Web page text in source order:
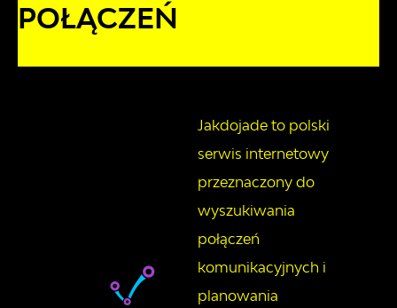
POŁĄCZEŃ
Jakdojade to polski
serwis internetowy
przeznaczony do
wyszukiwania
połączeń
komunikacyjnych i
planowania